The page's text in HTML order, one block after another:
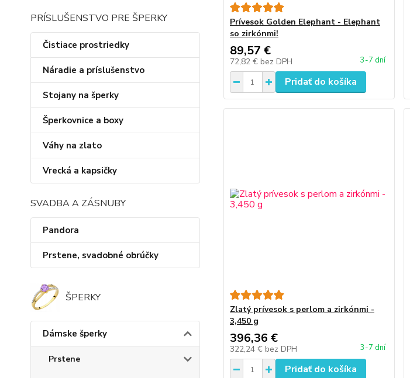
PRÍSLUŠENSTVO PRE ŠPERKY
Čistiace prostriedky
Náradie a príslušenstvo
Stojany na šperky
Šperkovnice a boxy
Váhy na zlato
Vrecká a kapsičky
SVADBA A ZÁSNUBY
Pandora
Prstene, svadobné obrúčky
ŠPERKY
Dámske šperky
Prstene
Prívesok Golden Elephant - Elephant
so zirkónmi!
89,57 €
72,82 € bez DPH 3-7 dní
Pridať do košíka
Zlatý prívesok s perlom a zirkónmi -
3,450 g
396,36 €
322,24 € bez DPH 3-7 dní
Pridať do košíka